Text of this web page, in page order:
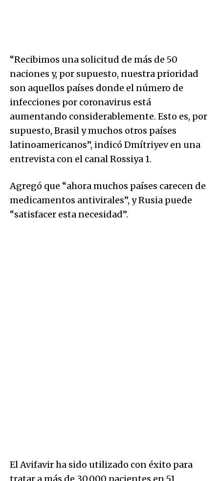
“Recibimos una solicitud de más de 50
naciones y, por supuesto, nuestra prioridad
son aquellos países donde el número de
infecciones por coronavirus está
aumentando considerablemente. Esto es, por
supuesto, Brasil y muchos otros países
latinoamericanos”, indicó Dmítriyev en una
entrevista con el canal Rossiya 1.
Agregó que “ahora muchos países carecen de
medicamentos antivirales”, y Rusia puede
“satisfacer esta necesidad”.
El Avifavir ha sido utilizado con éxito para
tratar a más de 30.000 pacientes en 51